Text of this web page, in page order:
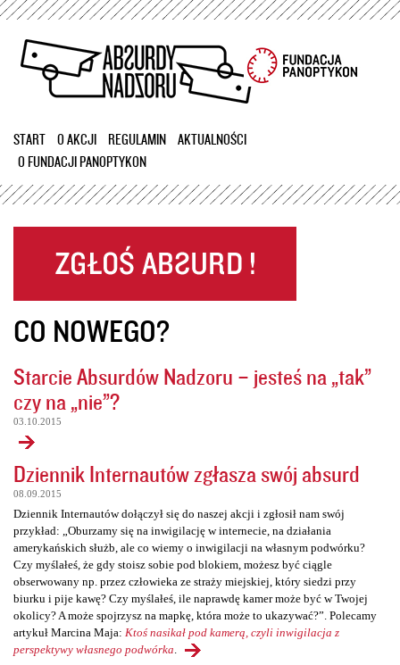
Przejdź
treści
START O AKCJI REGULAMIN
AKTUALNOŚCI
O FUNDACJI PANOPTYKON
CO NOWEGO?
Starcie Absurdów Nadzoru – jesteś na „tak”
czy na „nie”?
03.10.2015
Dziennik Internautów zgłasza swój absurd
08.09.2015
Dziennik Internautów dołączył się do naszej akcji i zgłosił nam swój
przykład: „Oburzamy się na inwigilację w internecie, na działania
amerykańskich służb, ale co wiemy o inwigilacji na własnym podwórku?
Czy myślałeś, że gdy stoisz sobie pod blokiem, możesz być ciągle
obserwowany np. przez człowieka ze straży miejskiej, który siedzi przy
biurku i pije kawę? Czy myślałeś, ile naprawdę kamer może być w Twojej
okolicy? A może spojrzysz na mapkę, która może to ukazywać?”. Polecamy
artykuł Marcina Maja: Ktoś nasikał pod kamerą, czyli inwigilacja z
perspektywy własnego podwórka